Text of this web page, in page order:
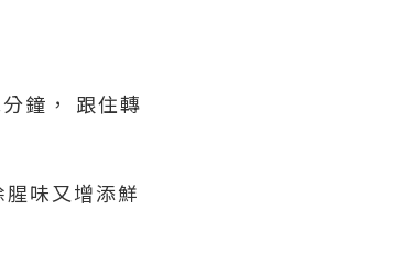
鐘， 跟住轉
味又增添鮮